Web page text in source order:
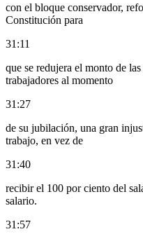
con el bloque conservador,
Constitución para
31:11
que se redujera el monto de
trabajadores al momento
31:27
de su jubilación, una gran
trabajo, en vez de
31:40
recibir el 100 por ciento del
salario.
31:57